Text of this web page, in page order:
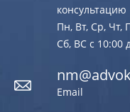
консультацию
Пн, Вт, Ср, Чт,
Сб, ВС с 10:00
Email